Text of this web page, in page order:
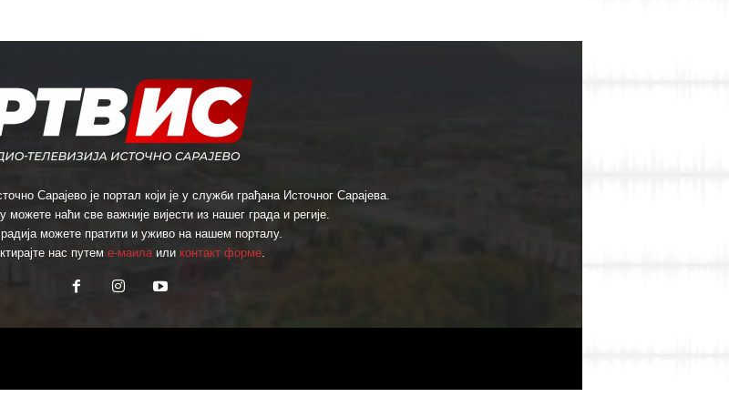
Сарајево је портал који је у служби грађана Источног Сарајева.
наћи све важније вијести из нашег града и регије.
можете пратити и уживо на нашем порталу.
нас путем е-маилаили контакт форме.